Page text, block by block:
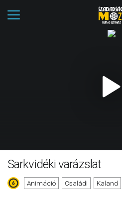
Sarkvidéki varázslat
Animáció Családi Kaland